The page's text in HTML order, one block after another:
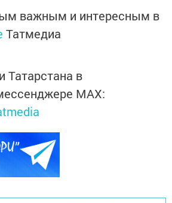
важным и интересным в
Татмедиа
Татарстана в
MАХ: